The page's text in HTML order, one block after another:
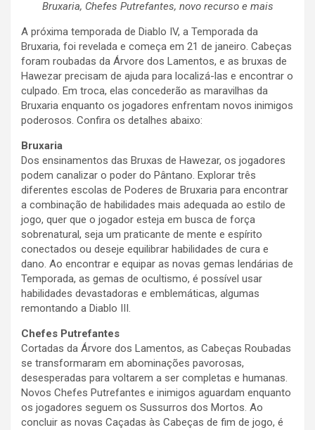
Bruxaria, Chefes Putrefantes, novo recurso e mais
A próxima temporada de Diablo IV, a Temporada da
Bruxaria, foi revelada e começa em 21 de janeiro. Cabeças
foram roubadas da Árvore dos Lamentos, e as bruxas de
Hawezar precisam de ajuda para localizá-las e encontrar o
culpado. Em troca, elas concederão as maravilhas da
Bruxaria enquanto os jogadores enfrentam novos inimigos
poderosos. Confira os detalhes abaixo:
Bruxaria
Dos ensinamentos das Bruxas de Hawezar, os jogadores
podem canalizar o poder do Pântano. Explorar três
diferentes escolas de Poderes de Bruxaria para encontrar
a combinação de habilidades mais adequada ao estilo de
jogo, quer que o jogador esteja em busca de força
sobrenatural, seja um praticante de mente e espírito
conectados ou deseje equilibrar habilidades de cura e
dano. Ao encontrar e equipar as novas gemas lendárias de
Temporada, as gemas de ocultismo, é possível usar
habilidades devastadoras e emblemáticas, algumas
remontando a Diablo III.
Chefes Putrefantes
Cortadas da Árvore dos Lamentos, as Cabeças Roubadas
se transformaram em abominações pavorosas,
desesperadas para voltarem a ser completas e humanas.
Novos Chefes Putrefantes e inimigos aguardam enquanto
os jogadores seguem os Sussurros dos Mortos. Ao
concluir as novas Caçadas às Cabeças de fim de jogo, é